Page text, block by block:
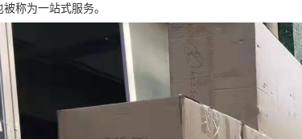
被称为一站式服务。